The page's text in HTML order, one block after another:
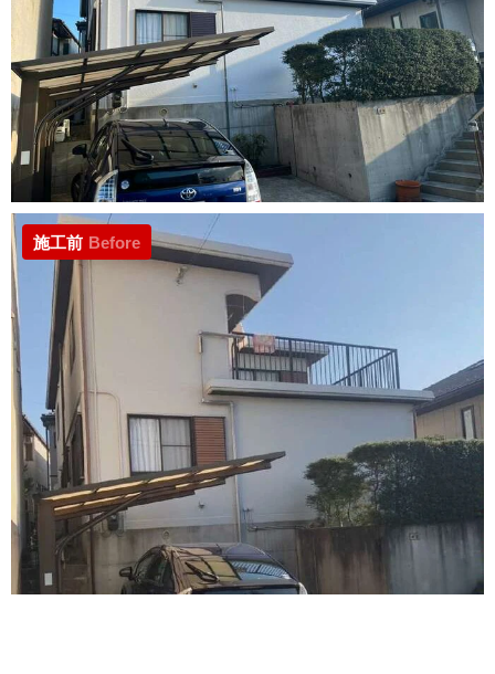
施工前 Before